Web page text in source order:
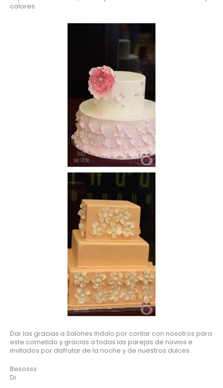
colores.
Dar las gracias a Salones Indalo por contar con nosotros para
este cometido y gracias a todas las parejas de novios e
invitados por disfrutar de la noche y de nuestros dulces.
Besosss
Di